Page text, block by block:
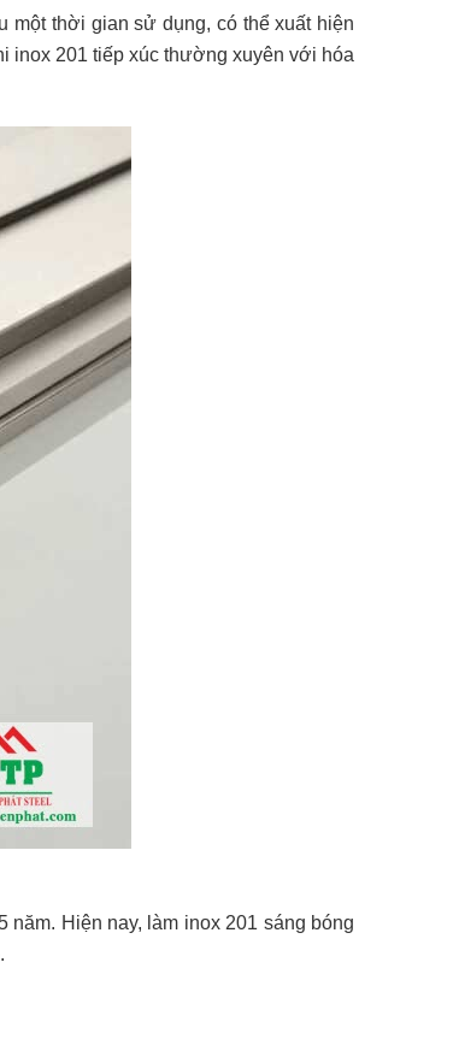
một thời gian sử dụng, có thể xuất hiện
inox 201 tiếp xúc thường xuyên với hóa
năm. Hiện nay, làm inox 201 sáng bóng